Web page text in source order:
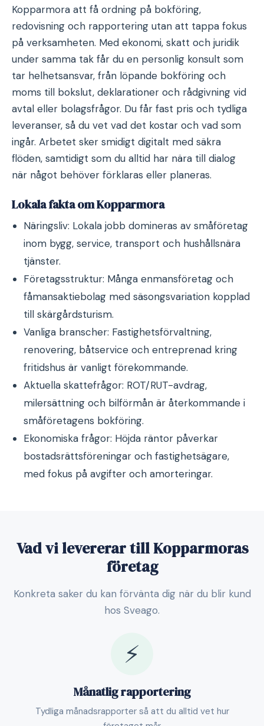
Kopparmora att få ordning på bokföring,
redovisning och rapportering utan att tappa fokus
på verksamheten. Med ekonomi, skatt och juridik
under samma tak får du en personlig konsult som
tar helhetsansvar, från löpande bokföring och
moms till bokslut, deklarationer och rådgivning vid
avtal eller bolagsfrågor. Du får fast pris och tydliga
leveranser, så du vet vad det kostar och vad som
ingår. Arbetet sker smidigt digitalt med säkra
flöden, samtidigt som du alltid har nära till dialog
när något behöver förklaras eller planeras.
Lokala fakta om Kopparmora
Näringsliv: Lokala jobb domineras av småföretag
inom bygg, service, transport och hushållsnära
tjänster.
Företagsstruktur: Många enmansföretag och
fåmansaktiebolag med säsongsvariation kopplad
till skärgårdsturism.
Vanliga branscher: Fastighetsförvaltning,
renovering, båtservice och entreprenad kring
fritidshus är vanligt förekommande.
Aktuella skattefrågor: ROT/RUT-avdrag,
milersättning och bilförmån är återkommande i
småföretagens bokföring.
Ekonomiska frågor: Höjda räntor påverkar
bostadsrättsföreningar och fastighetsägare,
med fokus på avgifter och amorteringar.
Vad vi levererar till Kopparmoras
företag
Konkreta saker du kan förvänta dig när du blir kund
hos Sveago.
⚡
Månatlig rapportering
Tydliga månadsrapporter så att du alltid vet hur